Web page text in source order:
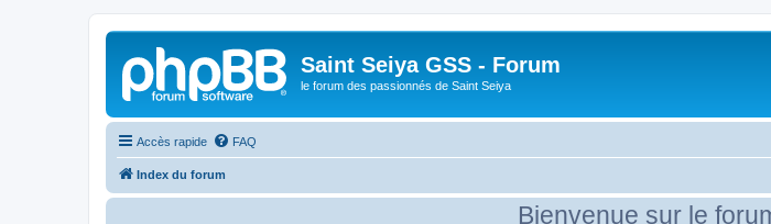
Saint Seiya GSS - Forum
le forum des passionnés de Saint Seiya
Accès rapide FAQ
Index du forum
Bienvenue sur le forum